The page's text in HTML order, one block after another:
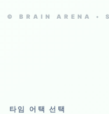
© BRAIN ARENA •
타임 어택 선택